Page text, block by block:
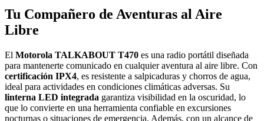
Tu Compañero de Aventuras al Aire
Libre
El Motorola TALKABOUT T470 es una radio portátil diseñada
para mantenerte comunicado en cualquier aventura al aire libre. Con
certificación IPX4, es resistente a salpicaduras y chorros de agua,
ideal para actividades en condiciones climáticas adversas. Su
linterna LED integrada garantiza visibilidad en la oscuridad, lo
que lo convierte en una herramienta confiable en excursiones
nocturnas o situaciones de emergencia. Además, con un alcance de